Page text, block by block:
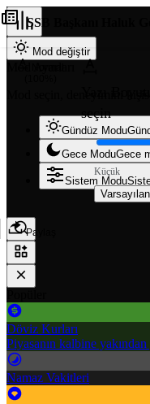
Mod değiştir
Gündüz Modu
Gece ModuGece
Sistem Modu
Döviz Kurları
Piyasanın kalbine yakından
Namaz Vakitleri
SSB Başkanı Haluk
seçin
Küçük
Paylaş